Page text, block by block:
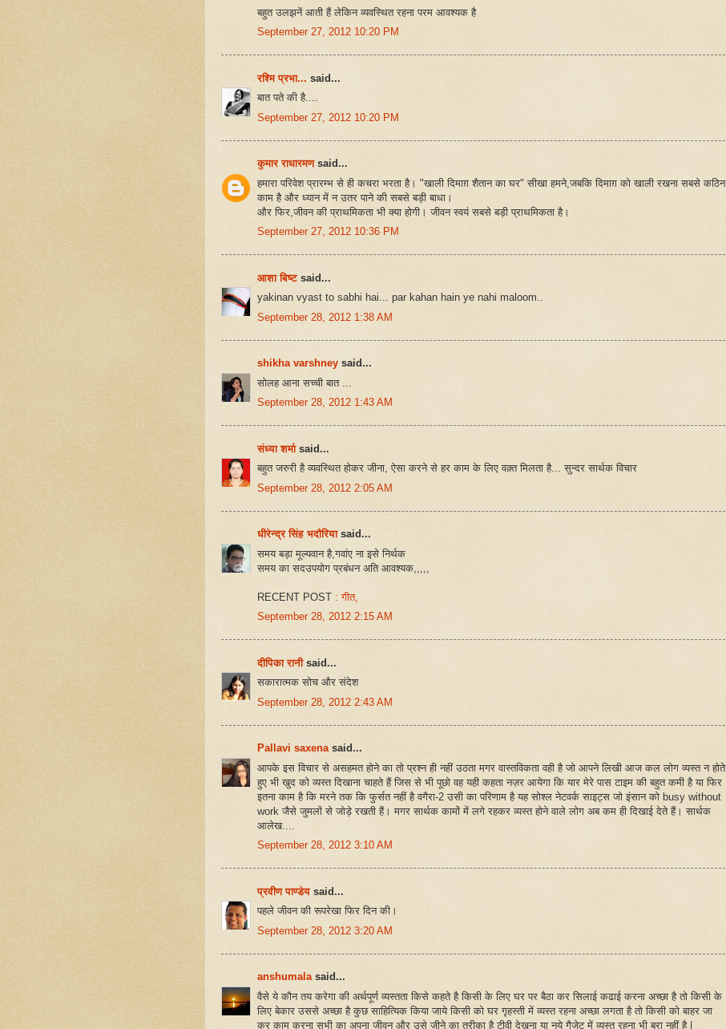
बहुत उलझनें आती हैं लेकिन व्यवस्थित रहना परम आवश्यक है
September 27, 2012 10:20 PM
रश्मि प्रभा... said...
बात पते की है....
September 27, 2012 10:20 PM
कुमार राधारमणsaid...
हमारा परिवेश प्रारम्भ से ही कचरा भरता है। "खाली दिमाग़ शैतान का घर" सीखा हमने,जबकि दिमाग़ को खाली रखना सबसे कठिन
काम है और ध्यान में न उतर पाने की सबसे बड़ी बाधा।
और फिर,जीवन की प्राथमिकता भी क्या होगी। जीवन स्वयं सबसे बड़ी प्राथमिकता है।
September 27, 2012 10:36 PM
आशा बिष्टsaid...
yakinan vyast to sabhi hai... par kahan hain ye nahi maloom..
September 28, 2012 1:38 AM
shikha varshneysaid...
सोलह आना सच्ची बात ...
September 28, 2012 1:43 AM
संध्या शर्माsaid...
बहुत जरुरी है व्यवस्थित होकर जीना, ऐसा करने से हर काम के लिए वक़्त मिलता है... सुन्दर सार्थक विचार
September 28, 2012 2:05 AM
धीरेन्द्र सिंह भदौरिया said...
समय बड़ा मूल्यवान है,गवांए ना इसे निर्थक
समय का सदउपयोग प्रबंधन अति आवश्यक,,,,,
RECENT POST : गीत,
September 28, 2012 2:15 AM
दीपिका रानीsaid...
सकारात्मक सोच और संदेश
September 28, 2012 2:43 AM
Pallavi saxenasaid...
आपके इस विचार से असहमत होने का तो प्रश्न ही नहीं उठता मगर वास्तविकता वही है जो आपने लिखी आज कल लोग व्यस्त न होते
हुए भी खुद को व्यस्त दिखाना चाहते हैं जिस से भी पूछो वह यही कहता नज़र आयेगा कि यार मेरे पास टाइम की बहुत कमी है या फिर
इतना काम है कि मरने तक कि फुर्सत नहीं है वगैरा-2 उसी का परिणाम है यह सोश्ल नेटवर्क साइट्स जो इंसान को busy without
work जैसे जुमलों से जोड़े रखती हैं। मगर सार्थक कामों में लगे रहकर व्यस्त होने वाले लोग अब कम ही दिखाई देते हैं। सार्थक
आलेख....
September 28, 2012 3:10 AM
प्रवीण पाण्डेयsaid...
पहले जीवन की रूपरेखा फिर दिन की।
September 28, 2012 3:20 AM
anshumalasaid...
वैसे ये कौन तय करेगा की अर्थपूर्ण व्यस्तता किसे कहते है किसी के लिए घर पर बैठा कर सिलाई कढाई करना अच्छा है तो किसी के
लिए बेकार उससे अच्छा है कुछ साहित्यिक किया जाये किसी को घर गृहस्ती में व्यस्त रहना अच्छा लगता है तो किसी को बाहर जा
कर काम करना सभी का अपना जीवन और उसे जीने का तरीका है टीवी देखना या नये गैजेट में व्यस्त रहना भी बुरा नहीं है |